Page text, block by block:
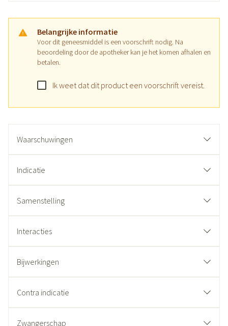
Belangrijke informatie
Voor dit geneesmiddel is een voorschrift nodig. Na
beoordeling door de apotheker kan je het komen afhalen en
betalen.
Ik weet dat dit product een voorschrift vereist.
Waarschuwingen
Indicatie
Samenstelling
Interacties
Bijwerkingen
Contra indicatie
Zwangerschap